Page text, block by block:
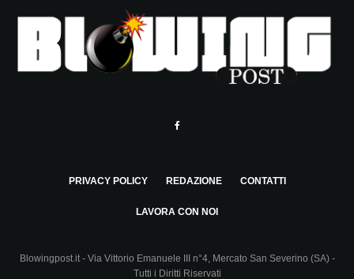
PRIVACY POLICY REDAZIONE CONTATTI
LAVORA CON NOI
Blowingpost.it - Via Vittorio Emanuele III n°4, Mercato San Severino (SA) -
Tutti i Diritti Riservati